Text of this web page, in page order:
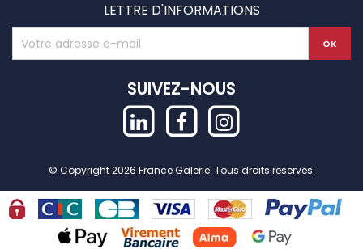
LETTRE D'INFORMATIONS
SUIVEZ-NOUS
© Copyright 2026 France Galerie. Tous droits reservés.